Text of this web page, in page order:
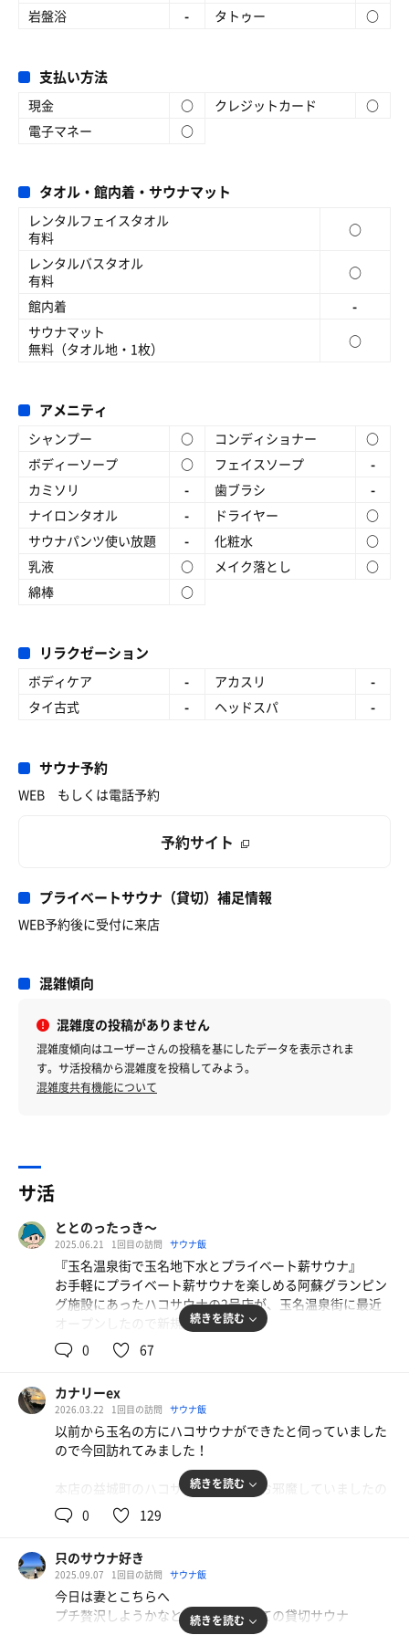
岩盤浴
- タトゥー ○
支払い方法
現金 ○ クレジットカード
○
電子マネー
○
タオル・館内着・サウナマット
レンタルフェイスタオル
有料
○
レンタルバスタオル
有料
○
館内着
-
サウナマット
無料（タオル地・1枚）
○
アメニティ
シャンプー ○ コンディショナー
○
ボディーソープ
○ フェイスソープ
-
カミソリ
- 歯ブラシ
-
ナイロンタオル
- ドライヤー
○
サウナパンツ使い放題
- 化粧水
○
乳液
○ メイク落とし
○
綿棒
○
リラクゼーション
ボディケア - アカスリ
-
タイ古式
- ヘッドスパ -
サウナ予約
WEB もしくは電話予約
予約サイト
プライベートサウナ（貸切）補足情報
WEB予約後に受付に来店
混雑傾向
混雑度の投稿がありません
混雑度傾向はユーザーさんの投稿を基にしたデータを表示されま
す。サ活投稿から混雑度を投稿してみよう。
混雑度共有機能について
サ活
ととのったっき〜
2025.06.21 1回目の訪問 サウナ飯
『玉名温泉街で玉名地下水とプライベート薪サウナ』
お手軽にプライベート薪サウナを楽しめる阿蘇グランピン
グ施設にあったハコサウナの2号店が、玉名温泉街に最近
オープンしたので新規開拓！
夕方90分枠2名までホットペッパービューティーのページ
少し小高い住宅街の見晴らしの良いところに『ハコサウ
ナ』の白い暖簾を発見！
受付棟で支払った後、奥の緑木々近くにある2棟のトレー
ラーに案内される。
どちらのトレーラーも左右対称で同じ造りで、今回は右側
ドアを開けて中に入ると、シャワーブースと洗面台、ソフ
化粧水等のアメニティは置いていないが、ヘアドライヤー
がReFaなのは嬉しい！
アレクサ対応スピーカーがあり、好きな音楽をかけたり照
明も話しかけてコントロールできるのは便利なサービス♪
続きを読む
0 67
カナリーex
2026.03.22 1回目の訪問 サウナ飯
以前から玉名の方にハコサウナができたと伺っていました
ので今回訪れてみました！
本店の益城町のハコサウナには以前お邪魔していましたの
でどういう雰囲気かはなんとなく理解していました。
した。
90分コースにて入りました。
続きを読む
0 129
只のサウナ好き
2025.09.07 1回目の訪問 サウナ飯
今日は妻とこちらへ
プチ贅沢しようかなという事で初めての貸切サウナ
続きを読む